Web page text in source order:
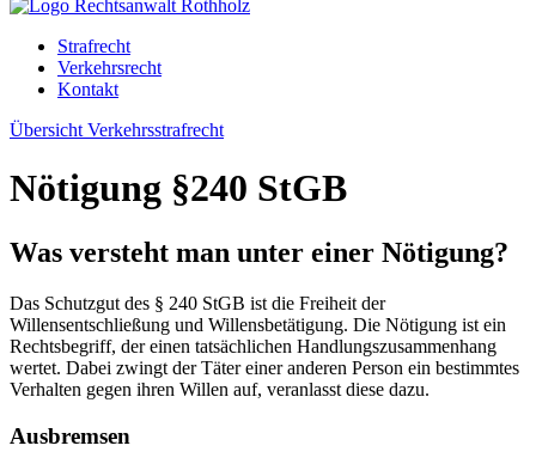
Strafrecht
Verkehrsrecht
Kontakt
Übersicht Verkehrsstrafrecht
Nötigung §240 StGB
Was versteht man unter einer Nötigung?
Das Schutzgut des § 240 StGB ist die Freiheit der
Willensentschließung und Willensbetätigung. Die Nötigung ist ein
Rechtsbegriff, der einen tatsächlichen Handlungszusammenhang
wertet. Dabei zwingt der Täter einer anderen Person ein bestimmtes
Verhalten gegen ihren Willen auf, veranlasst diese dazu.
Ausbremsen